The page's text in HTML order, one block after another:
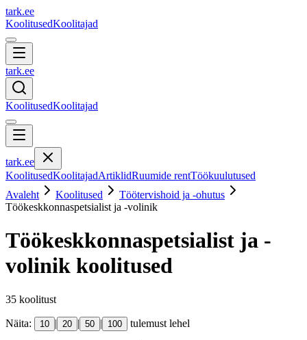
tark.ee
KoolitusedKoolitajad
tark.ee
KoolitusedKoolitajad
tark.ee
KoolitusedKoolitajadArtiklidRuumide rentTöökuulutused
Avaleht
Koolitused
Töötervishoid ja -ohutus
Töökeskkonnaspetsialist ja -volinik
Töökeskkonnaspetsialist ja -
volinik koolitused
35 koolitust
Näita: 10 | 20 | 50 | 100 tulemust lehel